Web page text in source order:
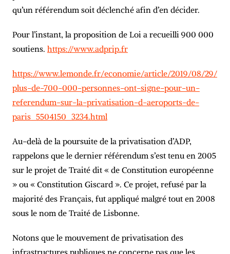
qu’un référendum soit déclenché afin d’en décider.
Pour l’instant, la proposition de Loi a recueilli 900 000
soutiens. https://www.adprip.fr
https://www.lemonde.fr/economie/article/2019/08/29/
plus-de-700-000-personnes-ont-signe-pour-un-
referendum-sur-la-privatisation-d-aeroports-de-
paris_5504150_3234.html
Au-delà de la poursuite de la privatisation d’ADP,
rappelons que le dernier référendum s’est tenu en 2005
sur le projet de Traité dit « de Constitution européenne
» ou « Constitution Giscard ». Ce projet, refusé par la
majorité des Français, fut appliqué malgré tout en 2008
sous le nom de Traité de Lisbonne.
Notons que le mouvement de privatisation des
infrastructures publiques ne concerne pas que les